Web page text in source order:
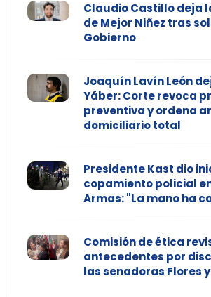
Claudio Castillo deja
de Mejor Niñez tras
Gobierno
Joaquín Lavín León
Yáber: Corte revoca
preventiva y ordena
domiciliario total
Presidente Kast dio
copamiento policial
Armas: "La mano ha
Comisión de ética
antecedentes por
las senadoras Flores